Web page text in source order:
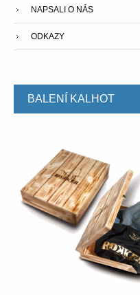
NAPSALI O NÁS
ODKAZY
BALENÍ KALHOT